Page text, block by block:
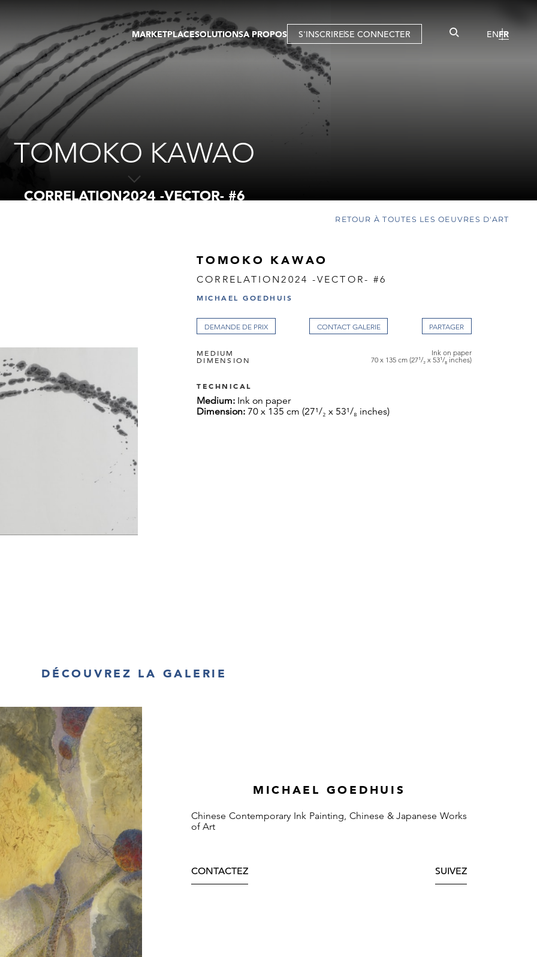
MARKETPLACE
OEUVRES D'ART
GALERIES
SOLUTIONS
GALERIE
A PROPOS S'INSCRIRESE CONNECTER ENFR
TOMOKO KAWAO
CORRELATION2024 -VECTOR- #6
RETOUR À TOUTES LES OEUVRES D'ART
TOMOKO KAWAO
CORRELATION2024 -VECTOR- #6
MICHAEL GOEDHUIS
DEMANDE DE PRIX CONTACT GALERIE
MEDIUM Ink on paper
DIMENSION 70 x 135 cm (27¹/₂ x 53¹/₈ inches)
TECHNICAL
Medium: Ink on paper
Dimension:70 x 135 cm (27¹/₂ x 53¹/₈ inches)
DÉCOUVREZ LA GALERIE
MICHAEL GOEDHUIS
Chinese Contemporary Ink Painting, Chinese & Japanese Works
of Art
CONTACTEZ SUIVEZ